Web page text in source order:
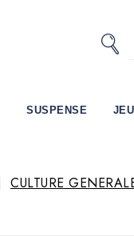
SUSPENSE
CULTURE